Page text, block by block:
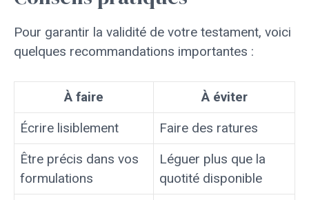
Pour garantir la validité de votre testament, voici
quelques recommandations importantes :
À faire
À éviter
Écrire lisiblement
Faire des ratures
Être précis dans vos
formulations
Léguer plus que la
quotité disponible